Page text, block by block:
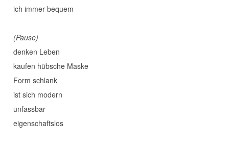
ich immer bequem
(Pause)
denken Leben
kaufen hübsche Maske
Form schlank
ist sich modern
unfassbar
eigenschaftslos